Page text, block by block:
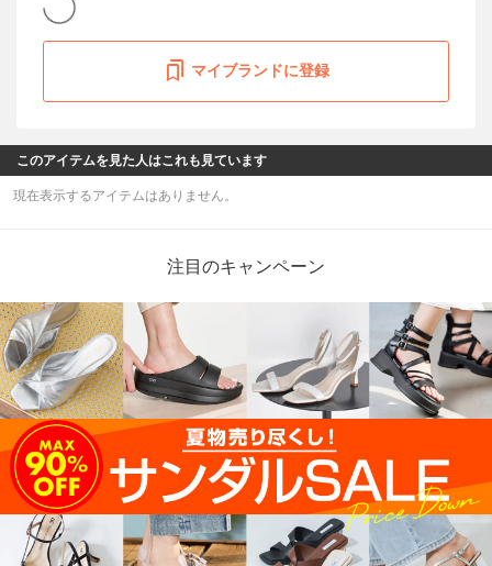
マイブランドに登録
このアイテムを見た人はこれも見ています
現在表示するアイテムはありません。
注目のキャンペーン